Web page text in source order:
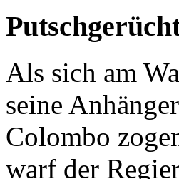
Als sich am
seine
Colombo
warf der